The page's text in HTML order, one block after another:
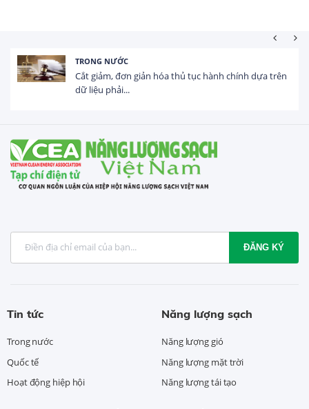
HOẠT ĐỘNG ĐẦU TƯ
Tổng vốn FDI đăng ký vào Việt Nam đạt gần 25 tỷ
USD trong 5 tháng...
ĐĂNG KÝ
Tin tức
Trong nước
Quốc tế
Hoạt động hiệp hội
Năng lượng sạch
Năng lượng gió
Năng lượng mặt trời
Năng lượng tái tạo